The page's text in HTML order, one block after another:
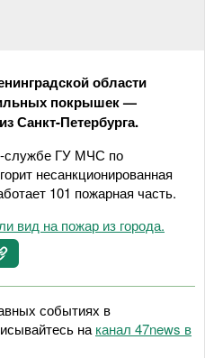
области
покрышек —
Санкт-Петербурга.
службе ГУ МЧС по
несанкционированная
101 пожарная часть.
вид на пожар из города.
событиях в
на канал 47news в